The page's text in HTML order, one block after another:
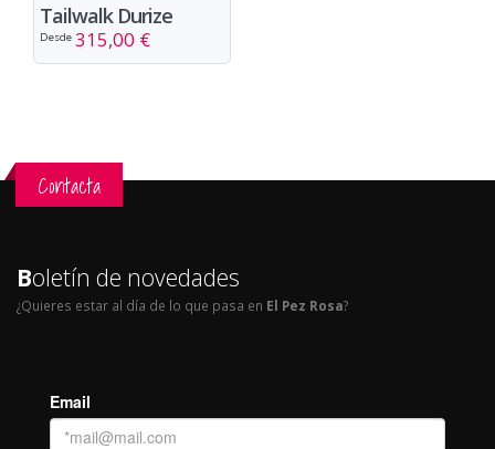
Tailwalk Durize
Desde 315,00 €
Contacta
Boletín de novedades
¿Quieres estar al día de lo que pasa en El Pez Rosa?